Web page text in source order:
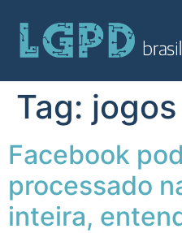
Tag:
Facebook
processado
inteira,